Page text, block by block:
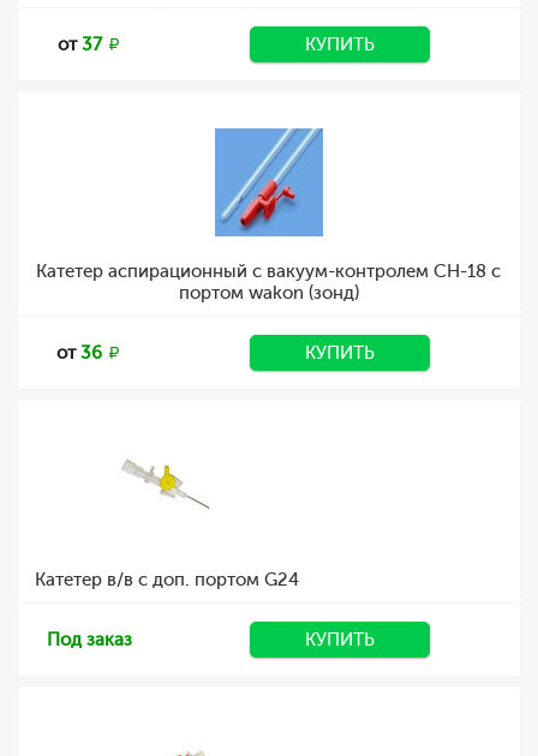
от37 КУПИТЬ
Катетер аспирационный с вакуум-контролем CH-18 с
портом wakon (зонд)
от36 КУПИТЬ
Катетер в/в с доп. портом G24
Под заказ КУПИТЬ